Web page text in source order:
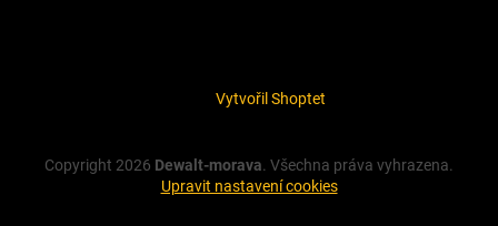
Vytvořil Shoptet
Copyright 2026 Dewalt-morava. Všechna práva vyhrazena.
Upravit nastavení cookies